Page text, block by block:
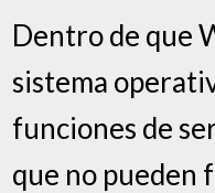
Dentro de que
sistema
funciones de
que no pueden